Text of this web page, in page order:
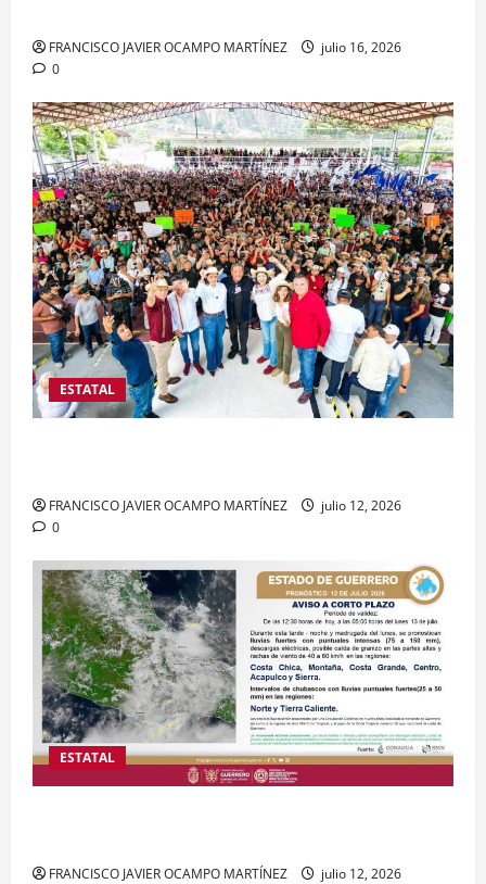
FRANCISCO JAVIER OCAMPO MARTÍNEZ
julio 16, 2026
0
ESTATAL
FRANCISCO JAVIER OCAMPO MARTÍNEZ
julio 12, 2026
0
ESTATAL
FRANCISCO JAVIER OCAMPO MARTÍNEZ julio 12, 2026